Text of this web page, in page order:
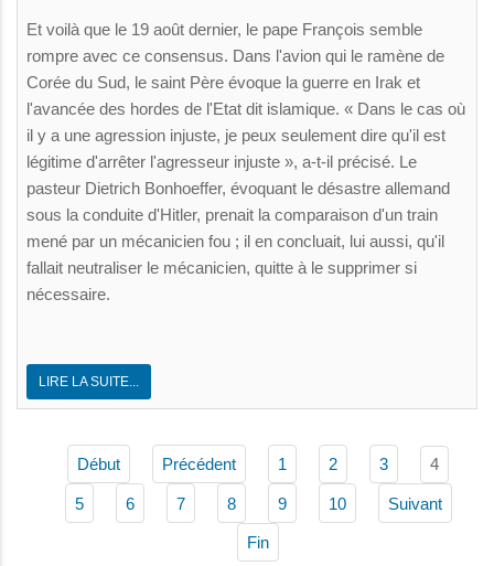
Et voilà que le 19 août dernier, le pape François semble
rompre avec ce consensus. Dans l'avion qui le ramène de
Corée du Sud, le saint Père évoque la guerre en Irak et
l'avancée des hordes de l'Etat dit islamique. « Dans le cas où
il y a une agression injuste, je peux seulement dire qu'il est
légitime d'arrêter l'agresseur injuste », a-t-il précisé. Le
pasteur Dietrich Bonhoeffer, évoquant le désastre allemand
sous la conduite d'Hitler, prenait la comparaison d'un train
mené par un mécanicien fou ; il en concluait, lui aussi, qu'il
fallait neutraliser le mécanicien, quitte à le supprimer si
nécessaire.
LIRE LA SUITE...
Début Précédent 1 2 3 4
5 6 7 8 9 10 Suivant
Fin